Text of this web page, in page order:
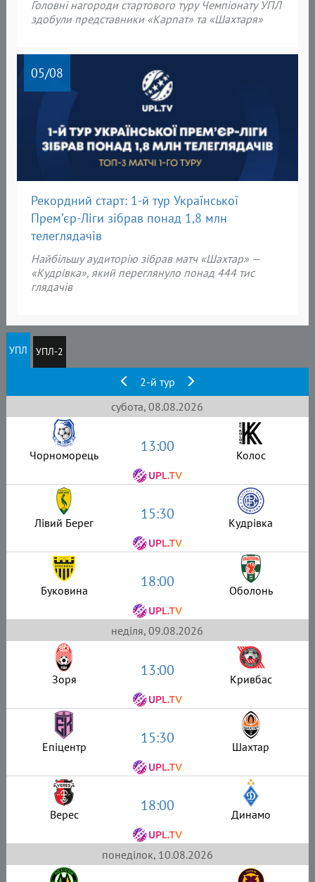
Головні нагороди стартового туру Чемпіонату УПЛ
здобули представники «Карпат» та «Шахтаря»
05/08
Рекордний старт: 1-й тур Української
Прем’єр-Ліги зібрав понад 1,8 млн
телеглядачів
Найбільшу аудиторію зібрав матч «Шахтар» —
«Кудрівка», який переглянуло понад 444 тис
глядачів
УПЛ УПЛ-2
2-й тур
субота, 08.08.2026
Чорноморець 13:00 Колос
Лівий Берег 15:30 Кудрівка
Буковина 18:00 Оболонь
неділя, 09.08.2026
Зоря 13:00 Кривбас
Епіцентр 15:30 Шахтар
Верес 18:00 Динамо
понеділок, 10.08.2026